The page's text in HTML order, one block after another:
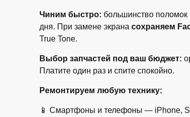
Чиним быстро: большинство
дня. При замене экрана сохраняем
True Tone.
Выбор запчастей под ваш бюджет:
Платите один раз и спите спокойно.
Ремонтируем любую технику:
📱 Смартфоны и телефоны — iPhone,